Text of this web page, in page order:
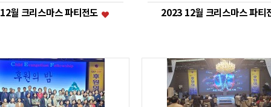
월 크리스마스 파티전도
2023 12월 크리스마스 파티